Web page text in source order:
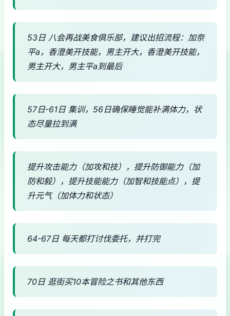
53日 八会再战美食俱乐部，建议出招流程：加奈
平a，香澄美开技能，男主开大，香澄美开技能，
男主开大，男主平a到最后
57日-61日 集训，56日确保睡觉能补满体力，状
态尽量拉到满
提升攻击能力（加攻和技），提升防御能力（加
防和毅），提升技能能力（加智和技能点），提
升元气（加体力和状态）
64-67日 每天都打讨伐委托，并打完
70日 逛街买10本冒险之书和其他东西